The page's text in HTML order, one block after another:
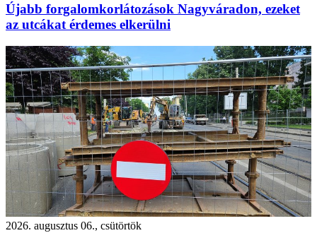
Újabb forgalomkorlátozások Nagyváradon, ezeket
az utcákat érdemes elkerülni
2026. augusztus 06., csütörtök